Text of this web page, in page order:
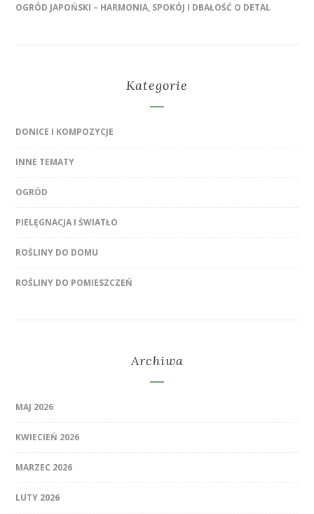
OGRÓD JAPOŃSKI – HARMONIA, SPOKÓJ I DBAŁOŚĆ O DETAL
Kategorie
DONICE I KOMPOZYCJE
INNE TEMATY
OGRÓD
PIELĘGNACJA I ŚWIATŁO
ROŚLINY DO DOMU
ROŚLINY DO POMIESZCZEŃ
Archiwa
MAJ 2026
KWIECIEŃ 2026
MARZEC 2026
LUTY 2026